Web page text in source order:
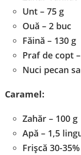
Unt – 75 g
Ouă – 2 buc
Făină – 130 g
Praf de copt
Nuci pecan
Caramel:
Zahăr – 100 g
Apă – 1,5
Frișcă 30-